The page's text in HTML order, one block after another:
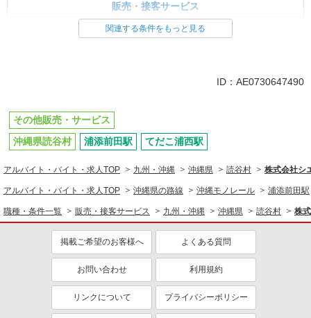
販売・接客サービス
関連する条件をもっと見る
ID：AE0730647490
その他販売・サービス
沖縄県読谷村
浦添前田駅 てだこ浦西駅
アルバイト・バイト・求人TOP 九州・沖縄 沖縄県 読谷村 株式会社シ
アルバイト・バイト・求人TOP 沖縄県の路線 沖縄モノレール 浦添前田駅
職種・条件一覧 販売・接客サービス 九州・沖縄 沖縄県 読谷村 株
掲載ご希望のお客様へ よくある質問
お問い合わせ 利用規約
リンクについて プライバシーポリシー